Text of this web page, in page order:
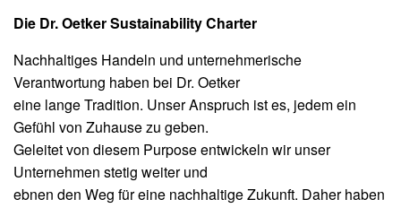
Die Dr. Oetker Sustainability Charter
Nachhaltiges Handeln und unternehmerische
Verantwortung haben bei Dr. Oetker
eine lange Tradition. Unser Anspruch ist es, jedem ein
Gefühl von Zuhause zu geben.
Geleitet von diesem Purpose entwickeln wir unser
Unternehmen stetig weiter und
ebnen den Weg für eine nachhaltige Zukunft. Daher haben